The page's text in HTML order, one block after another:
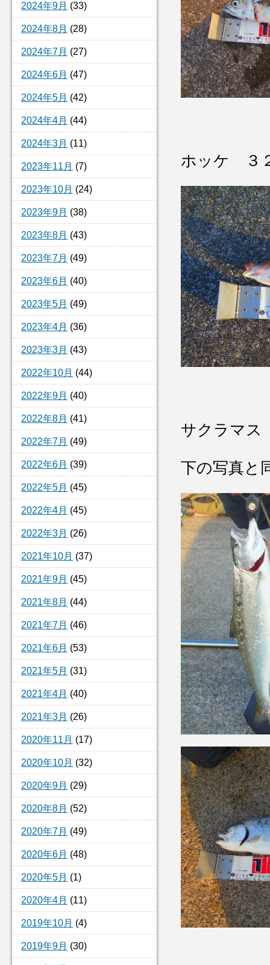
2024年9月 (33)
2024年8月 (28)
2024年7月 (27)
2024年6月 (47)
2024年5月 (42)
2024年4月 (44)
2024年3月 (11)
2023年11月 (7)
2023年10月 (24)
2023年9月 (38)
2023年8月 (43)
2023年7月 (49)
2023年6月 (40)
2023年5月 (49)
2023年4月 (36)
2023年3月 (43)
2022年10月 (44)
2022年9月 (40)
2022年8月 (41)
2022年7月 (49)
2022年6月 (39)
2022年5月 (45)
2022年4月 (45)
2022年3月 (26)
2021年10月 (37)
2021年9月 (45)
2021年8月 (44)
2021年7月 (46)
2021年6月 (53)
2021年5月 (31)
2021年4月 (40)
2021年3月 (26)
2020年11月 (17)
2020年10月 (32)
2020年9月 (29)
2020年8月 (52)
2020年7月 (49)
2020年6月 (48)
2020年5月 (1)
2020年4月 (11)
2019年10月 (4)
2019年9月 (30)
ホッケ ３
サクラマ
下の写真と